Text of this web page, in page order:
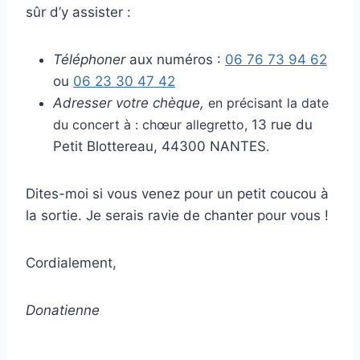
sûr d’y assister :
Téléphoner aux numéros : 06 76 73 94 62
ou 06 23 30 47 42
Adresser votre chèque, en précisant la date
du concert à : chœur allegretto, 13 rue du
Petit Blottereau, 44300 NANTES.
Dites-moi si vous venez pour un petit coucou à
la sortie. Je serais ravie de chanter pour vous !
Cordialement,
Donatienne